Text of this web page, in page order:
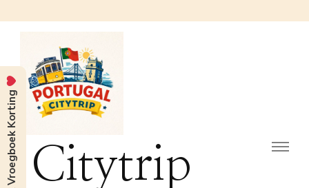
Citytrip
Check Vroegboek Korting